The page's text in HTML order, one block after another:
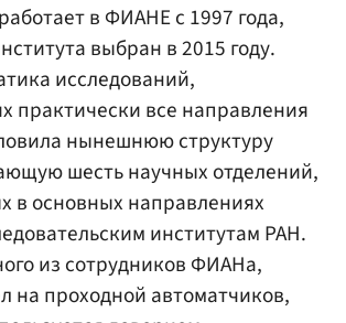
в ФИАНЕ с 1997 года,
выбран в 2015 году.
исследований,
практически все направления
нынешнюю структуру
шесть научных отделений,
в основных направлениях
институтам РАН.
из сотрудников ФИАНа,
на проходной автоматчиков,